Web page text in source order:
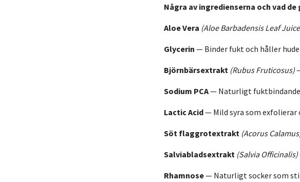
Några av ingredienserna och vad
Aloe Vera (Aloe Barbadensis Leaf
Glycerin — Binder fukt och håller
Björnbärsextrakt (Rubus Fruticosus)
Sodium PCA— Naturligt
Lactic Acid— Mild syra som exfolierar
Söt flaggrotextrakt (Acorus
Salviabladsextrakt (Salvia Officinalis)
Rhamnose— Naturligt socker som